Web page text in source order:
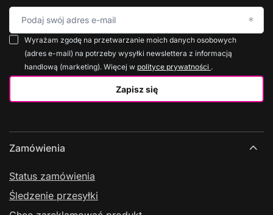
Podaj swój adres e-mail
Zapisz się
Wyrażam zgodę na przetwarzanie moich danych osobowych
(adres e-mail) na potrzeby wysyłki newslettera z informacją
handlową (marketing). Więcej w polityce prywatności .
Zamówienia
Status zamówienia
Śledzenie przesyłki